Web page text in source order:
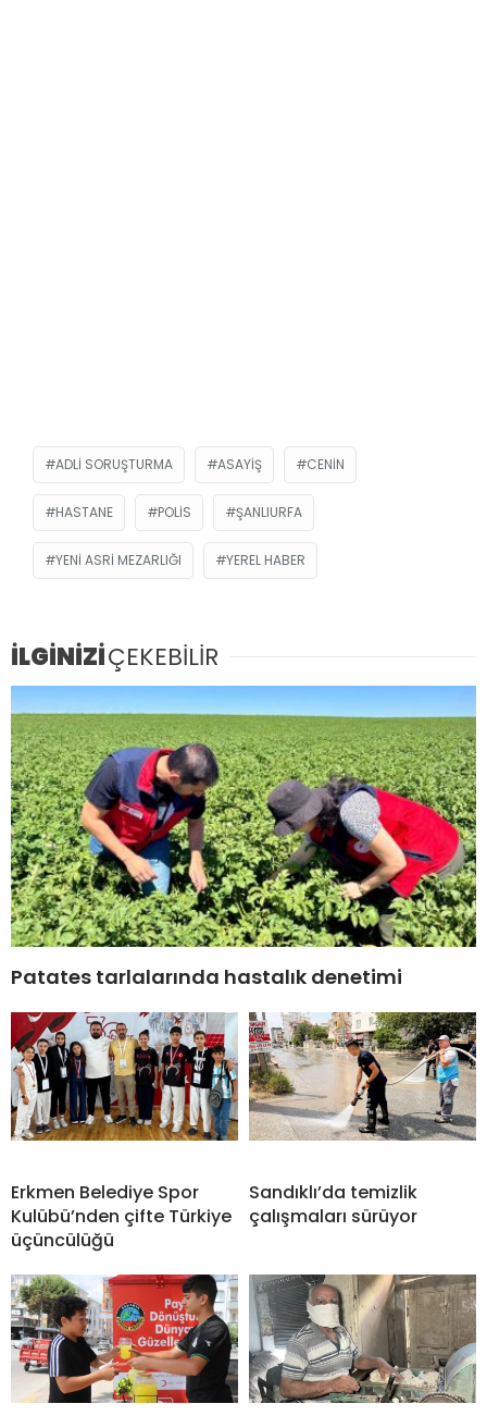
ADLI SORUŞTURMA ASAYIŞ CENIN
HASTANE POLIS ŞANLIURFA
YENI ASRI MEZARLIĞI YEREL HABER
İLGİNİZİÇEKEBİLİR
Patates tarlalarında hastalık denetimi
Erkmen Belediye Spor
Kulübü’nden çifte Türkiye
üçüncülüğü
Sandıklı’da temizlik
çalışmaları sürüyor